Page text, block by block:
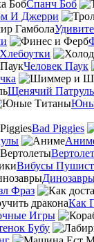
Спанч Боб
И Джерри
Хлебоутки
Человек Паук
Щенячий Патруль
Bad Piggies
Вибусы
Фраз
Как
Игры
Бубу